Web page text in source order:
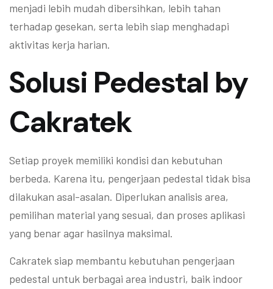
menjadi lebih mudah dibersihkan, lebih tahan
terhadap gesekan, serta lebih siap menghadapi
aktivitas kerja harian.
Solusi Pedestal by
Cakratek
Setiap proyek memiliki kondisi dan kebutuhan
berbeda. Karena itu, pengerjaan pedestal tidak bisa
dilakukan asal-asalan. Diperlukan analisis area,
pemilihan material yang sesuai, dan proses aplikasi
yang benar agar hasilnya maksimal.
Cakratek siap membantu kebutuhan pengerjaan
pedestal untuk berbagai area industri, baik indoor